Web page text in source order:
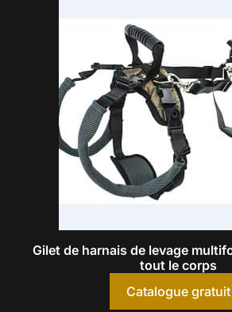
Gilet de harnais de levage
tout le corps
Catalogue gratuit